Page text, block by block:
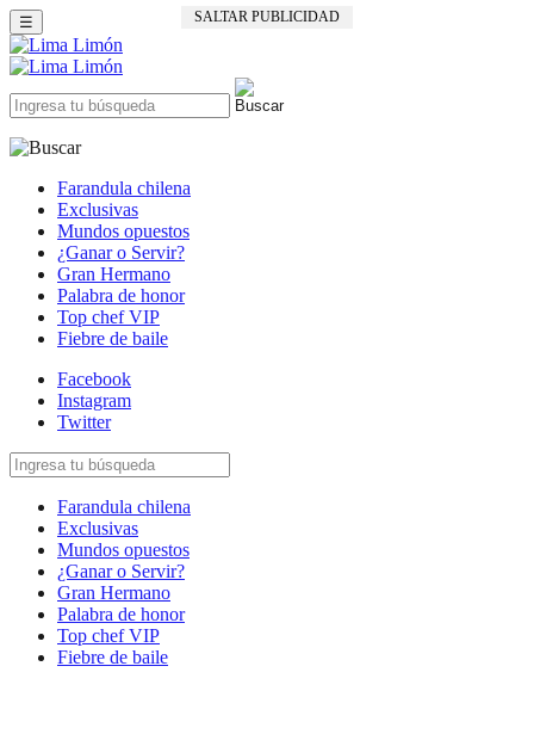
SALTAR PUBLICIDAD
☰
Farandula chilena
Exclusivas
Mundos opuestos
¿Ganar o Servir?
Gran Hermano
Palabra de honor
Top chef VIP
Fiebre de baile
Facebook
Instagram
Twitter
Farandula chilena
Exclusivas
Mundos opuestos
¿Ganar o Servir?
Gran Hermano
Palabra de honor
Top chef VIP
Fiebre de baile